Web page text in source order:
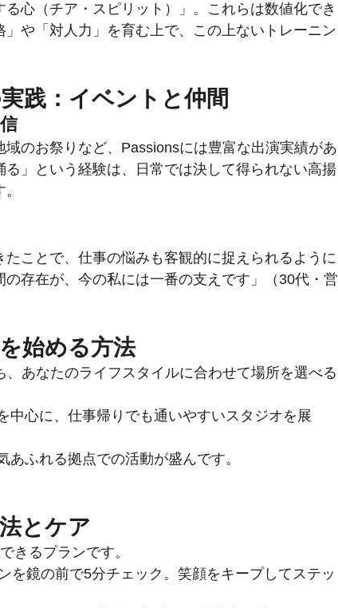
心（チア・スピリット）」。これらは数値化でき
や「対人力」を育む上で、この上ないトレーニン
践：イベントと仲間
のお祭りなど、Passionsには豊富な出演実績があ
」という経験は、日常では決して得られない高揚
たことで、仕事の悩みも客観的に捉えられるように
存在が、今の私には一番の支えです」（30代・営
始める方法
あなたのライフスタイルに合わせて場所を選べる
中心に、仕事帰りでも通いやすいスタジオを展
あふれる拠点での活動が盛んです。
とケア
きるプランです。
を鏡の前で5分チェック。笑顔をキープしてステッ